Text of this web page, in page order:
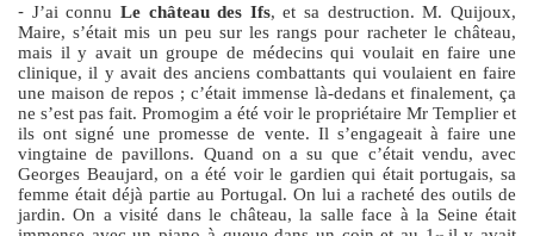
- J’ai connu Le château des Ifs, et sa destruction. M. Quijoux,
Maire, s’était mis un peu sur les rangs pour racheter le château,
mais il y avait un groupe de médecins qui voulait en faire une
clinique, il y avait des anciens combattants qui voulaient en faire
une maison de repos ; c’était immense là-dedans et finalement, ça
ne s’est pas fait. Promogim a été voir le propriétaire Mr Templier et
ils ont signé une promesse de vente. Il s’engageait à faire une
vingtaine de pavillons. Quand on a su que c’était vendu, avec
Georges Beaujard, on a été voir le gardien qui était portugais, sa
femme était déjà partie au Portugal. On lui a racheté des outils de
jardin. On a visité dans le château, la salle face à la Seine était